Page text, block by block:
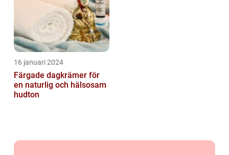
16 januari 2024
Färgade dagkrämer för
en naturlig och hälsosam
hudton